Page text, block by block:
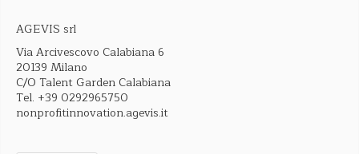
AGEVIS srl
Via Arcivescovo Calabiana 6
20139 Milano
C/O Talent Garden Calabiana
Tel. +39 0292965750
nonprofitinnovation.agevis.it